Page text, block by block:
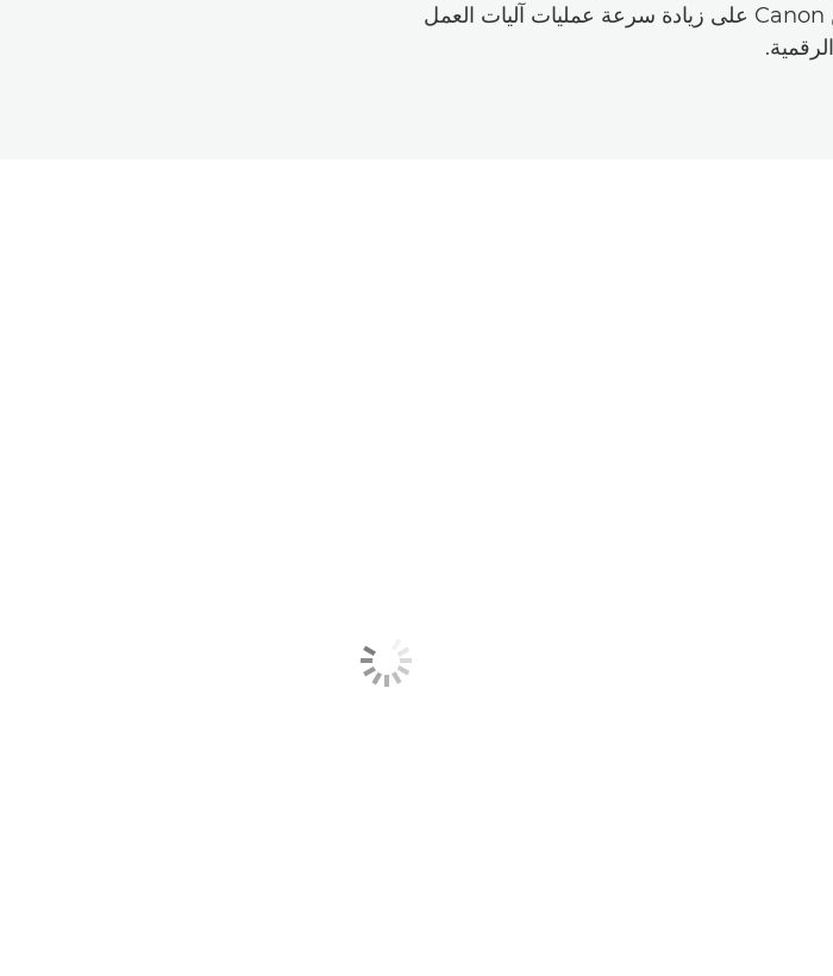
العالية الإنتاجية imageFORMULA من Canon على زيادة سرعة عمليات آليات العمل
الرقمية.